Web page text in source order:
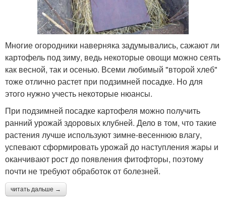
Многие огородники наверняка задумывались, сажают ли
картофель под зиму, ведь некоторые овощи можно сеять
как весной, так и осенью. Всеми любимый "второй хлеб"
тоже отлично растет при подзимней посадке. Но для
этого нужно учесть некоторые нюансы.
При подзимней посадке картофеля можно получить
ранний урожай здоровых клубней. Дело в том, что такие
растения лучше используют зимне-весеннюю влагу,
успевают сформировать урожай до наступления жары и
оканчивают рост до появления фитофторы, поэтому
почти не требуют обработок от болезней.
читать дальше →